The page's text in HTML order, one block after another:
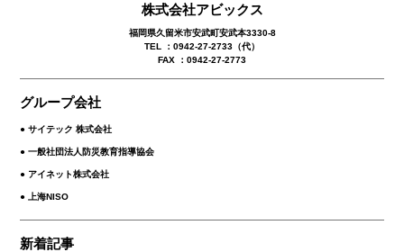
株式会社アビックス
福岡県久留米市安武町安武本3330-8
TEL ：0942-27-2733（代）
FAX ：0942-27-2773
グループ会社
● サイテック 株式会社
● 一般社団法人防災教育指導協会
● アイネット株式会社
● 上海NISO
新着記事